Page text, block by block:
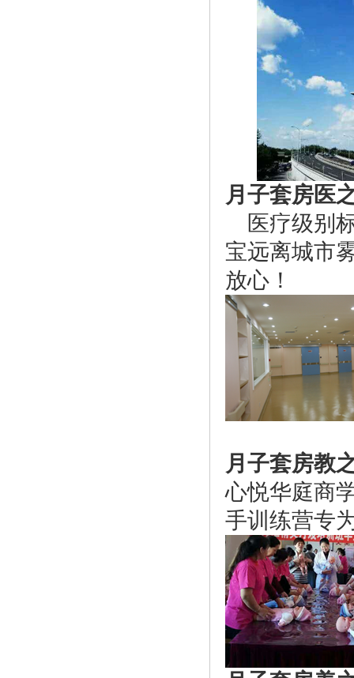
月子套房医
医疗级别
宝远离城市
放心！
月子套房教
心悦华庭商
手训练营专